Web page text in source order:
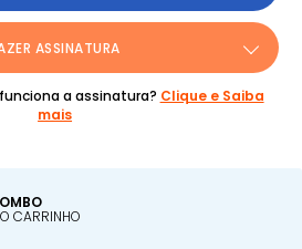
ASSINATURA
a assinatura? Clique e Saiba
mais
CARRINHO